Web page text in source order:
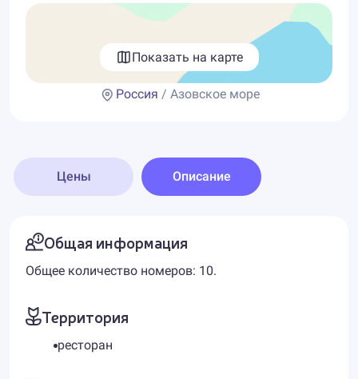
Показать на карте
Россия / Азовское море
Цены Описание
Общая информация
Общее количество номеров: 10.
Территория
ресторан